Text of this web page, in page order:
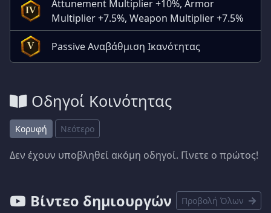
IV
Attunement Multiplier +10%, Armor
Multiplier +7.5%, Weapon Multiplier +7.5%
V Passive Αναβάθμιση Ικανότητας
Οδηγοί Κοινότητας
Κορυφή Νεότερο
Δεν έχουν υποβληθεί ακόμη οδηγοί. Γίνετε ο πρώτος!
Βίντεο δημιουργών Προβολή Όλων